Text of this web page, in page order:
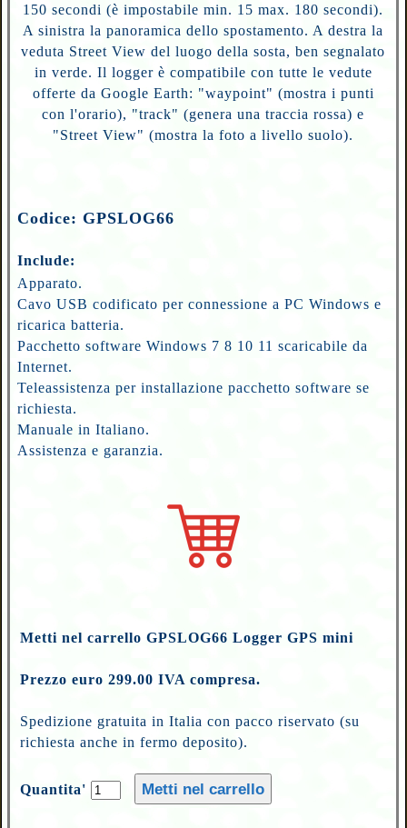
150 secondi (è impostabile min. 15 max. 180 secondi).
A sinistra la panoramica dello spostamento. A destra la
veduta Street View del luogo della sosta, ben segnalato
in verde. Il logger è compatibile con tutte le vedute
offerte da Google Earth: "waypoint" (mostra i punti
con l'orario), "track" (genera una traccia rossa) e
"Street View" (mostra la foto a livello suolo).
Codice: GPSLOG66
Include:
Apparato.
Cavo USB codificato per connessione a PC Windows e
ricarica batteria.
Pacchetto software Windows 7 8 10 11 scaricabile da
Internet.
Teleassistenza per installazione pacchetto software se
richiesta.
Manuale in Italiano.
Assistenza e garanzia.
Metti nel carrello GPSLOG66 Logger GPS mini
Prezzo euro 299.00 IVA compresa.
Spedizione gratuita in Italia con pacco riservato (su
richiesta anche in fermo deposito).
Quantita'